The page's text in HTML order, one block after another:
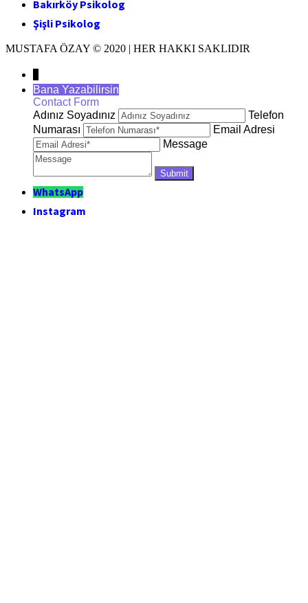
Bakırköy Psikolog
Şişli Psikolog
MUSTAFA ÖZAY © 2020 | HER HAKKI SAKLIDIR
Bana Yazabilirsin
Contact Form
Adınız Soyadınız
Telefon
Numarası
Email Adresi
Message
WhatsApp
Instagram